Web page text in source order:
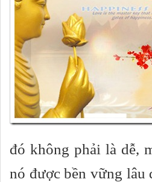
đó không phải là dễ,
nó được bền vững lâu